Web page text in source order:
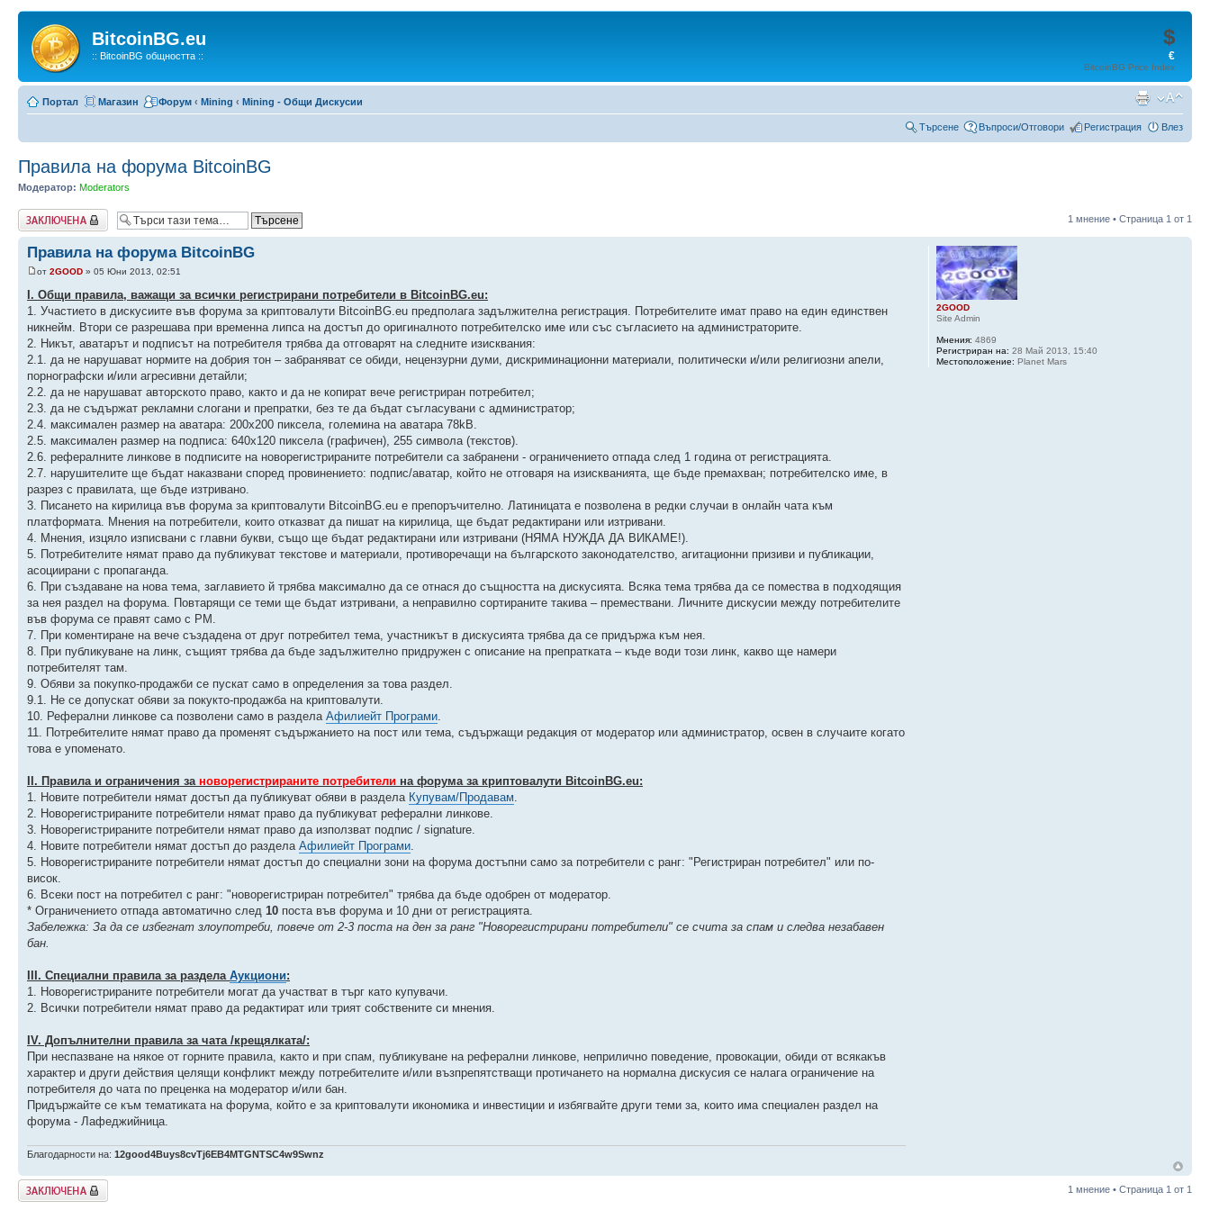
BitcoinBG.eu
:: BitcoinBG общността ::
$
€
BitcoinBG Price Index
Портал Магазин Форум ‹ Mining ‹ Mining - Общи Дискусии
Търсене Въпроси/Отговори Регистрация Влез
Правила на форума BitcoinBG
Модератор: Moderators
Заключена 1 мнение • Страница 1 от 1
Правила на форума BitcoinBG
от 2GOOD » 05 Юни 2013, 02:51
І. Общи правила, важащи за всички регистрирани потребители в BitcoinBG.eu:
1. Участието в дискусиите във форума за криптовалути BitcoinBG.eu предполага задължителна регистрация. Потребителите имат право на един единствен
никнейм. Втори се разрешава при временна липса на достъп до оригиналното потребителско име или със съгласието на администраторите.
2. Никът, аватарът и подписът на потребителя трябва да отговарят на следните изисквания:
2.1. да не нарушават нормите на добрия тон – забраняват се обиди, нецензурни думи, дискриминационни материали, политически и/или религиозни апели,
порнографски и/или агресивни детайли;
2.2. да не нарушават авторското право, както и да не копират вече регистриран потребител;
2.3. да не съдържат рекламни слогани и препратки, без те да бъдат съгласувани с администратор;
2.4. максимален размер на аватара: 200х200 пиксела, големина на аватара 78kB.
2.5. максимален размер на подписа: 640х120 пиксела (графичен), 255 символа (текстов).
2.6. рефералните линкове в подписите на новорегистрираните потребители са забранени - ограничението отпада след 1 година от регистрацията.
2.7. нарушителите ще бъдат наказвани според провинението: подпис/аватар, който не отговаря на изискванията, ще бъде премахван; потребителско име, в
разрез с правилата, ще бъде изтривано.
3. Писането на кирилица във форума за криптовалути BitcoinBG.eu е препоръчително. Латиницата е позволена в редки случаи в онлайн чата към
платформата. Мнения на потребители, които отказват да пишат на кирилица, ще бъдат редактирани или изтривани.
4. Мнения, изцяло изписвани с главни букви, също ще бъдат редактирани или изтривани (НЯМА НУЖДА ДА ВИКАМЕ!).
5. Потребителите нямат право да публикуват текстове и материали, противоречащи на българското законодателство, агитационни призиви и публикации,
асоциирани с пропаганда.
6. При създаване на нова тема, заглавието й трябва максимално да се отнася до същността на дискусията. Всяка тема трябва да се помества в подходящия
за нея раздел на форума. Повтарящи се теми ще бъдат изтривани, а неправилно сортираните такива – премествани. Личните дискусии между потребителите
във форума се правят само с PM.
7. При коментиране на вече създадена от друг потребител тема, участникът в дискусията трябва да се придържа към нея.
8. При публикуване на линк, същият трябва да бъде задължително придружен с описание на препратката – къде води този линк, какво ще намери
потребителят там.
9. Обяви за покупко-продажби се пускат само в определения за това раздел.
9.1. Не се допускат обяви за покукто-продажба на криптовалути.
10. Реферални линкове са позволени само в раздела Афилиейт Програми
11. Потребителите нямат право да променят съдържанието на пост или тема, съдържащи редакция от модератор или администратор, освен в случаите когато
това е упоменато.
ІІ. Правила и ограничения за новорегистрираните потребители на форума за криптовалути BitcoinBG.eu:
1. Новите потребители нямат достъп да публикуват обяви в раздела Купувам/Продавам
2. Новорегистрираните потребители нямат право да публикуват реферални линкове.
3. Новорегистрираните потребители нямат право да използват подпис / signature.
4. Новите потребители нямат достъп до раздела Афилиейт Програми
5. Новорегистрираните потребители нямат достъп до специални зони на форума достъпни само за потребители с ранг: "Регистриран потребител" или по-
висок.
6. Всеки пост на потребител с ранг: "новорегистриран потребител" трябва да бъде одобрен от модератор.
* Ограничението отпада автоматично след 10 поста във форума и 10 дни от регистрацията.
Забележка: За да се избегнат злоупотреби, повече от 2-3 поста на ден за ранг "Новорегистрирани потребители" се счита за спам и следва незабавен
бан.
ІIІ. Специални правила за раздела Аукциони:
1. Новорегистрираните потребители могат да участват в търг като купувачи.
2. Всички потребители нямат право да редактират или трият собствените си мнения.
ІV. Допълнителни правила за чата /крещялката/:
При неспазване на някое от горните правила, както и при спам, публикуване на реферални линкове, неприлично поведение, провокации, обиди от всякакъв
характер и други действия целящи конфликт между потребителите и/или възпрепятстващи протичането на нормална дискусия се налага ограничение на
потребителя до чата по преценка на модератор и/или бан.
Придържайте се към тематиката на форума, който е за криптовалути икономика и инвестиции и избягвайте други теми за, които има специален раздел на
форума - Лафеджийница.
Благодарности на: 12good4Buys8cvTj6EB4MTGNTSC4w9Swnz
2GOOD
Site Admin
Мнения: 4869
Регистриран на: 28 Май 2013, 15:40
Местоположение: Planet Mars
Заключена 1 мнение • Страница 1 от 1